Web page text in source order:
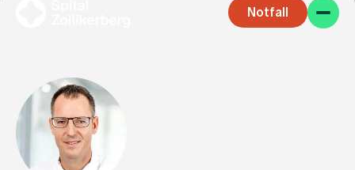
Notfall
Fachbereiche